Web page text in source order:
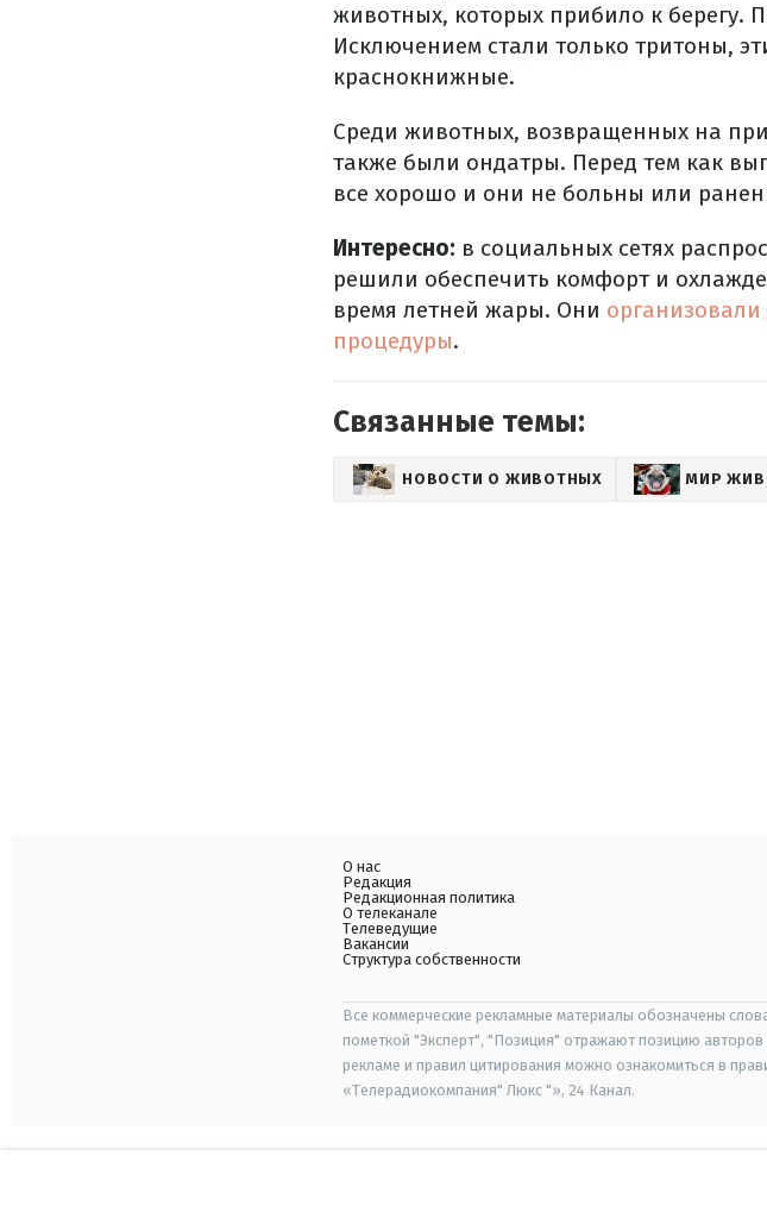
животных, которых прибило к берегу.
Исключением стали только тритоны,
краснокнижные.
Среди животных, возвращенных на
также были ондатры. Перед тем как
все хорошо и они не больны или
Интересно: в социальных сетях
решили обеспечить комфорт и
время летней жары. Они
процедуры.
Связанные темы:
НОВОСТИ О ЖИВОТНЫХ МИР
О нас
Редакция
Редакционная политика
О телеканале
Телеведущие
Вакансии
Структура собственности
Все коммерческие рекламные материалы обозначены
пометкой "Эксперт", "Позиция" отражают позицию
рекламе и правил цитирования можно ознакомиться в
«Телерадиокомпания" Люкс "», 24 Канал.